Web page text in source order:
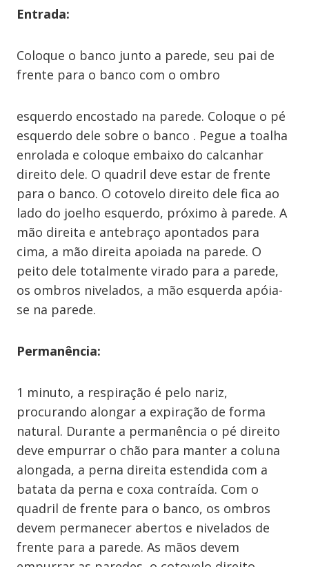
Entrada:
Coloque o banco junto a parede, seu pai de
frente para o banco com o ombro
esquerdo encostado na parede. Coloque o pé
esquerdo dele sobre o banco . Pegue a toalha
enrolada e coloque embaixo do calcanhar
direito dele. O quadril deve estar de frente
para o banco. O cotovelo direito dele fica ao
lado do joelho esquerdo, próximo à parede. A
mão direita e antebraço apontados para
cima, a mão direita apoiada na parede. O
peito dele totalmente virado para a parede,
os ombros nivelados, a mão esquerda apóia-
se na parede.
Permanência:
1 minuto, a respiração é pelo nariz,
procurando alongar a expiração de forma
natural. Durante a permanência o pé direito
deve empurrar o chão para manter a coluna
alongada, a perna direita estendida com a
batata da perna e coxa contraída. Com o
quadril de frente para o banco, os ombros
devem permanecer abertos e nivelados de
frente para a parede. As mãos devem